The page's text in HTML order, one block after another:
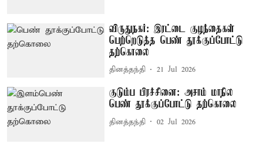
விருதுநகர்: இரட்டை குழந்தைகள்
பெற்றெடுத்த பெண் தூக்குப்போட்டு
தற்கொலை
தினத்தந்தி 21 Jul 2026
குடும்ப பிரச்சினை: அசாம் மாநில
பெண் தூக்குப்போட்டு தற்கொலை
தினத்தந்தி 02 Jul 2026